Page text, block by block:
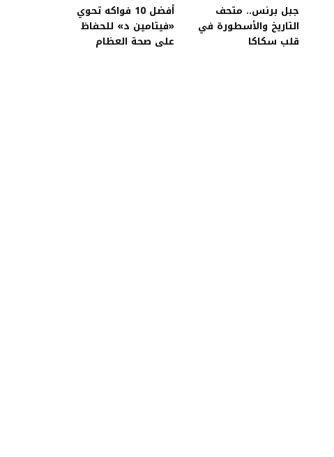
جبل برنس.. متحف
التاريخ والأسطورة في
قلب سكاكا
أفضل 10 فواكه تحوي
«فيتامين د» للحفاظ
على صحة العظام